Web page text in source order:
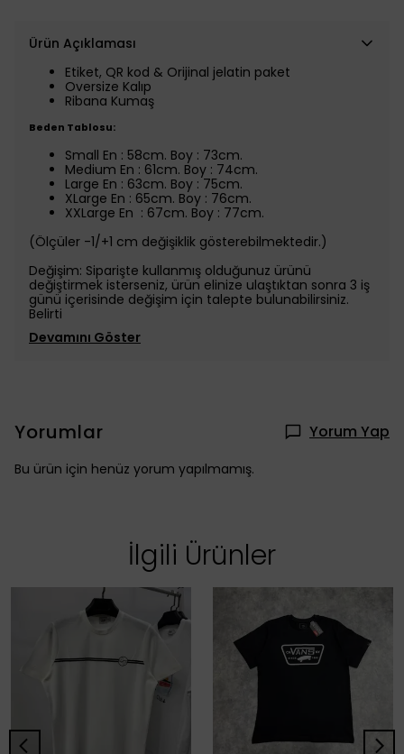
Ürün Açıklaması
Etiket, QR kod & Orijinal jelatin paket
Oversize Kalıp
Ribana Kumaş
Beden Tablosu:
Small En : 58cm. Boy : 73cm.
Medium En : 61cm. Boy : 74cm.
Large En : 63cm. Boy : 75cm.
XLarge En : 65cm. Boy : 76cm.
XXLarge En : 67cm. Boy : 77cm.
(Ölçüler -1/+1 cm değişiklik gösterebilmektedir.)
Değişim: Siparişte kullanmış olduğunuz ürünü
değiştirmek isterseniz, ürün elinize ulaştıktan sonra 3 iş
günü içerisinde değişim için talepte bulunabilirsiniz.
Belirti
Devamını Göster
Yorumlar Yorum Yap
Bu ürün için henüz yorum yapılmamış.
İlgili Ürünler